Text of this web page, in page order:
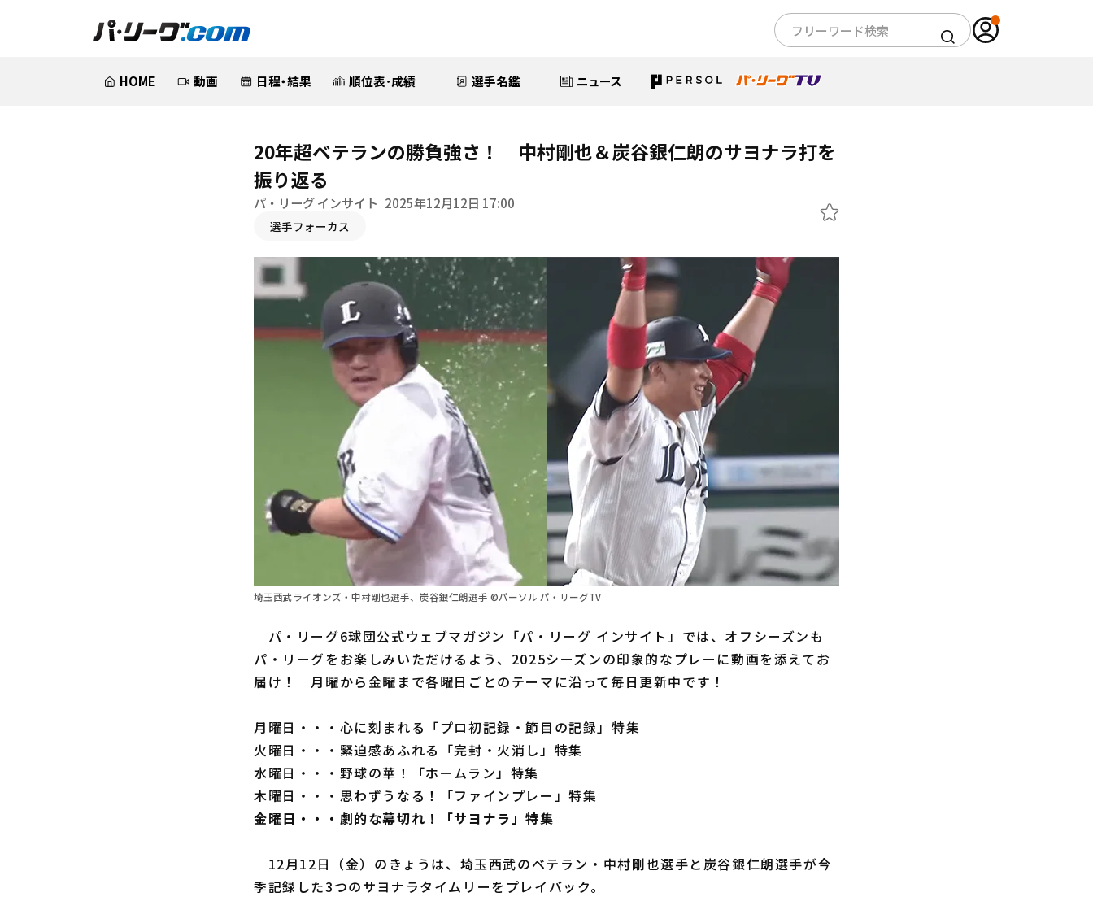
HOME 動画 日程・結果 順位表･成績 選手名鑑 ニュース
20年超ベテランの勝負強さ！ 中村剛也＆炭谷銀仁朗のサヨナラ打を
振り返る
パ・リーグ インサイト 2025年12月12日 17:00
選手フォーカス
埼玉西武ライオンズ・中村剛也選手、炭谷銀仁朗選手 ©パーソル パ・リーグTV
パ・リーグ6球団公式ウェブマガジン「パ・リーグ インサイト」では、オフシーズンも
パ・リーグをお楽しみいただけるよう、2025シーズンの印象的なプレーに動画を添えてお
届け！ 月曜から金曜まで各曜日ごとのテーマに沿って毎日更新中です！
月曜日・・・心に刻まれる「プロ初記録・節目の記録」特集
火曜日・・・緊迫感あふれる「完封・火消し」特集
水曜日・・・野球の華！「ホームラン」特集
木曜日・・・思わずうなる！「ファインプレー」特集
金曜日・・・劇的な幕切れ！「サヨナラ」特集
12月12日（金）のきょうは、埼玉西武のベテラン・中村剛也選手と炭谷銀仁朗選手が今
季記録した3つのサヨナラタイムリーをプレイバック。